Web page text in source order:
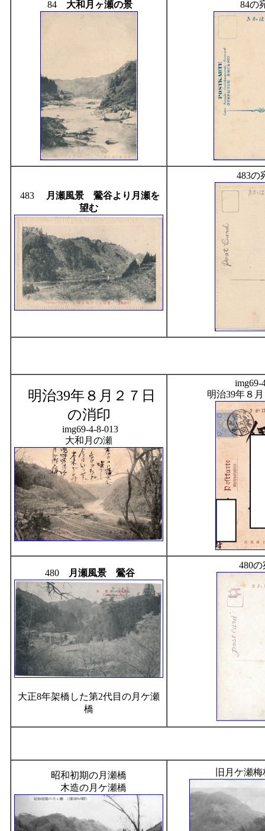
84 大和月ヶ瀬の景 84の
483
月瀬風景 鶯谷より月瀬を
望む
483の
明治39年８月２７日
の消印
img69-4-8-013
大和月の瀬
img69-
明治39年８
480 月瀬風景 鶯谷
大正8年架橋した第2代目の月ケ瀬
橋
480
昭和初期の月瀬橋
木造の月ケ瀬橋
旧月ケ瀬